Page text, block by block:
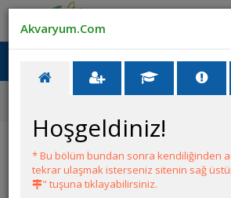
Ana Menü
Hastalıklar ve İlaçlar
Betta Bonny Karidesli
Mı ?
YANIT YAZ
Akvaryum.Com
Hoşgeldiniz!
* Bu bölüm bundan sonra kendiliğinden
tekrar ulaşmak isterseniz sitenin sağ
" tuşuna tıklayabilirsiniz.